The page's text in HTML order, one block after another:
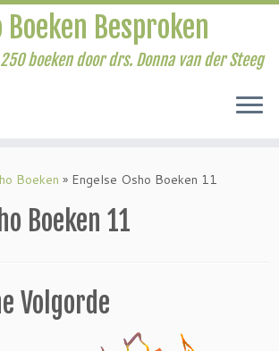
Boeken Besproken
boeken door drs. Donna van der Steeg
Boeken » Engelse Osho Boeken 11
Boeken 11
Volgorde